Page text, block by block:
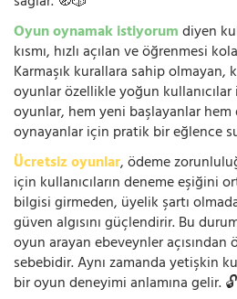
Oyun oynamak istiyorumdiyen
kısmı, hızlı açılan ve öğrenmesi
Karmaşık kurallara sahip olmayan,
oyunlar özellikle yoğun
oyunlar, hem yeni başlayanlar
oynayanlar için pratik bir eğlence
Ücretsiz oyunlar, ödeme
için kullanıcıların deneme eşiğini
bilgisi girmeden, üyelik şartı
güven algısını güçlendirir. Bu
oyun arayan ebeveynler
sebebidir. Aynı zamanda yetişkin
bir oyun deneyimi anlamına gelir.